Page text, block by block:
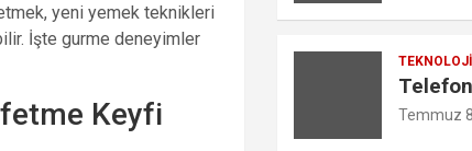
yeni yemek teknikleri
İşte gurme deneyimler
Keyfi
TEKNOLOJI
Temmuz